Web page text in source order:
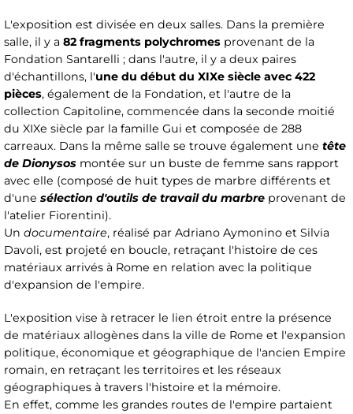
L'exposition est divisée en deux salles. Dans la première
salle, il y a 82 fragments polychromes provenant de la
Fondation Santarelli ; dans l'autre, il y a deux paires
d'échantillons, l'une du début du XIXe siècle avec 422
pièces, également de la Fondation, et l'autre de la
collection Capitoline, commencée dans la seconde moitié
du XIXe siècle par la famille Gui et composée de 288
carreaux. Dans la même salle se trouve également une tête
de Dionysos montée sur un buste de femme sans rapport
avec elle (composé de huit types de marbre différents et
d'une sélection d'outils de travail du marbre provenant de
l'atelier Fiorentini).
Un documentaire, réalisé par Adriano Aymonino et Silvia
Davoli, est projeté en boucle, retraçant l'histoire de ces
matériaux arrivés à Rome en relation avec la politique
d'expansion de l'empire.
L'exposition vise à retracer le lien étroit entre la présence
de matériaux allogènes dans la ville de Rome et l'expansion
politique, économique et géographique de l'ancien Empire
romain, en retraçant les territoires et les réseaux
géographiques à travers l'histoire et la mémoire.
En effet, comme les grandes routes de l'empire partaient